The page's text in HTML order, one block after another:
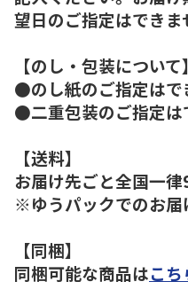
望日のご指定はできま
【のし・包装について】
●のし紙のご指定はで
●二重包装のご指定は
【送料】
お届け先ごと全国一律
※ゆうパックでのお届
【同梱】
同梱可能な商品はこち